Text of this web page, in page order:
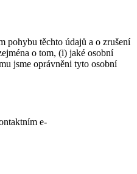
pohybu těchto údajů a o zrušení
o tom, (i) jaké osobní
jsme oprávněni tyto osobní
e-